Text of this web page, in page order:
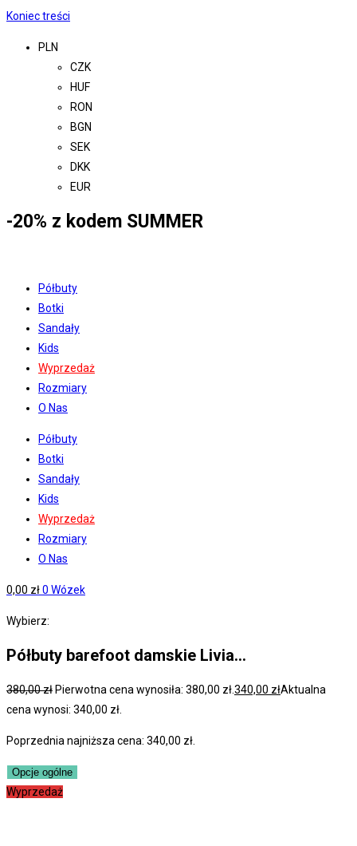
Koniec treści
PLN
CZK
HUF
RON
BGN
SEK
DKK
EUR
-20% z kodem SUMMER
Półbuty
Botki
Sandały
Kids
Wyprzedaż
Rozmiary
O Nas
Półbuty
Botki
Sandały
Kids
Wyprzedaż
Rozmiary
O Nas
0,00 zł0 Wózek
Wybierz:
Półbuty barefoot damskie Livia…
380,00zł Pierwotna cena wynosiła: 380,00 zł.340,00 złAktualna
cena wynosi: 340,00 zł.
Poprzednia najniższa cena: 340,00 zł
Opcje ogólne
Wyprzedaż